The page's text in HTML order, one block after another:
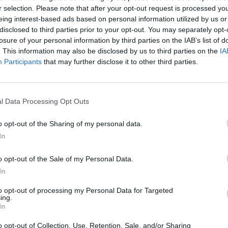
selection. Please note that after your opt-out request is processed
interest-based ads based on personal information utilized by us
to third parties prior to your opt-out. You may separately
of your personal information by third parties on the IAB’s list of
This information may also be disclosed by us to third parties on the
Participants that may further disclose it to other third parties.
Data Processing Opt Outs
opt-out of the Sharing of my personal data.
opt-out of the Sale of my Personal Data.
opt-out of processing my Personal Data for Targeted
opt-out of Collection, Use, Retention, Sale, and/or Sharing
programmu prioritātēm un sekmju
eksāmenu rezultāti, kur viens procents
papildu uzņemšanas kritēriji.
plkst. 12.00 nosūtot uzaicinājumus:
tad uzaicinājums būs pieejams portālā;
tas tiks nosūtīts uz norādīto e-pasta adresi.
atbilde jāsniedz ne vēlāk kā 72 stundu laikā.
programmās ar zemāku prioritāti tiks